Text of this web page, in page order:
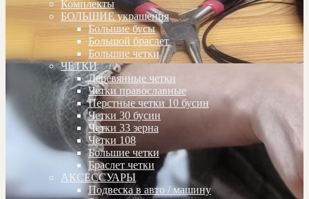
Комплекты
БОЛЬШИЕ украшения
Большие бусы
Большой браслет
Большие четки
ЧЕТКИ
Деревянные четки
Четки православные
Перстные четки 10 бусин
Четки 30 бусин
Четки 33 зерна
Четки 108
Большие четки
Браслет четки
АКСЕССУАРЫ
Подвеска в авто / машину